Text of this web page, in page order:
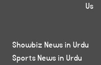
Us
Showbiz News in Urdu
Sports News in Urdu